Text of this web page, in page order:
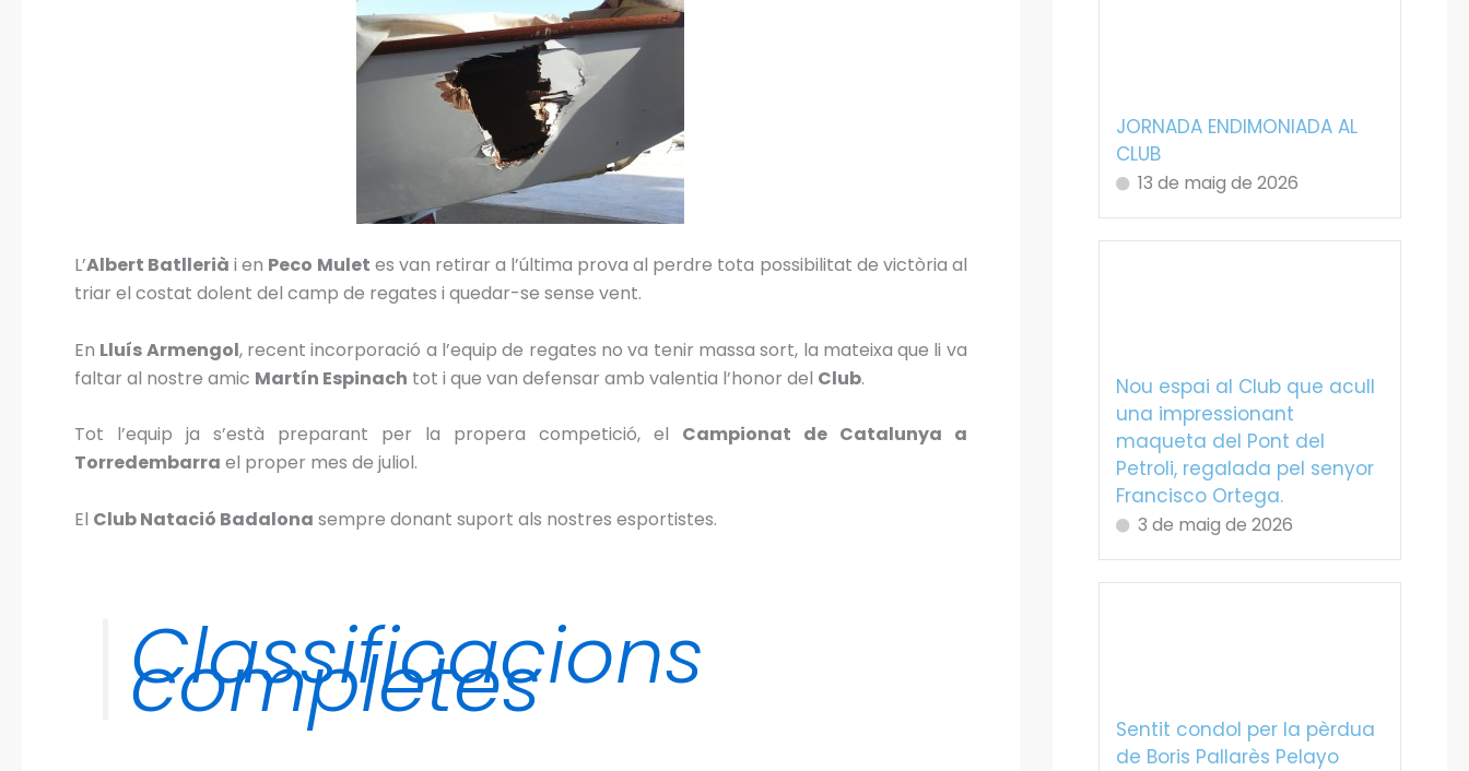
L’Albert Batllerià i en Peco Mulet es van retirar a l’última prova al perdre tota possibilitat de victòria al
triar el costat dolent del camp de regates i quedar-se sense vent.
En Lluís Armengol, recent incorporació a l’equip de regates no va tenir massa sort, la mateixa que li va
faltar al nostre amic Martín Espinach tot i que van defensar amb valentia l’honor del Club.
Tot l’equip ja s’està preparant per la propera competició, el Campionat de Catalunya a
Torredembarra el proper mes de juliol.
El Club Natació Badalona sempre donant suport als nostres esportistes.
Classificacions
completes
JORNADA ENDIMONIADA AL
CLUB
13 de maig de 2026
Nou espai al Club que acull
una impressionant
maqueta del Pont del
Petroli, regalada pel senyor
Francisco Ortega.
3 de maig de 2026
Sentit condol per la pèrdua
de Boris Pallarès Pelayo